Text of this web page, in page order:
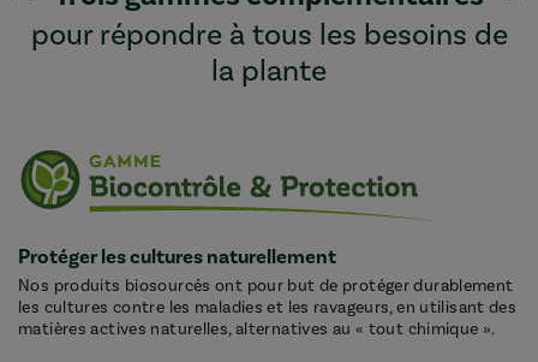
pour répondre à tous les besoins de
la plante
Protéger les cultures naturellement
Nos produits biosourcés ont pour but de protéger durablement
les cultures contre les maladies et les ravageurs, en utilisant des
matières actives naturelles, alternatives au « tout chimique ».